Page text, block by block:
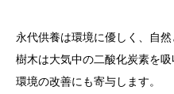
永代供養は環境に優しく、自然
樹木は大気中の二酸化炭素を
環境の改善にも寄与します。